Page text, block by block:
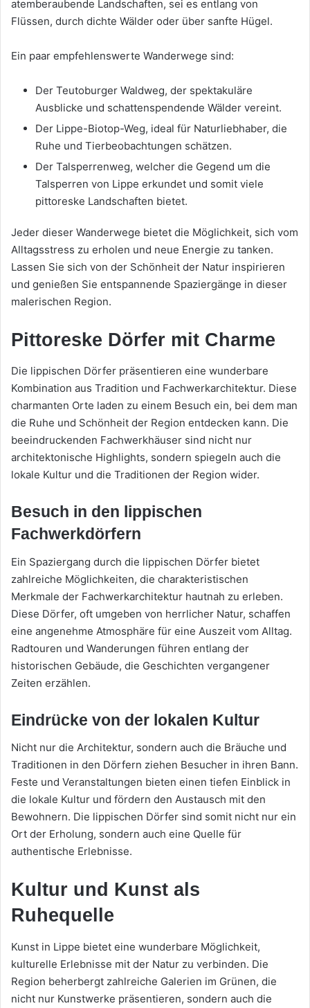
atemberaubende Landschaften, sei es entlang von
Flüssen, durch dichte Wälder oder über sanfte Hügel.
Ein paar empfehlenswerte Wanderwege sind:
Der Teutoburger Waldweg, der spektakuläre
Ausblicke und schattenspendende Wälder vereint.
Der Lippe-Biotop-Weg, ideal für Naturliebhaber, die
Ruhe und Tierbeobachtungen schätzen.
Der Talsperrenweg, welcher die Gegend um die
Talsperren von Lippe erkundet und somit viele
pittoreske Landschaften bietet.
Jeder dieser Wanderwege bietet die Möglichkeit, sich vom
Alltagsstress zu erholen und neue Energie zu tanken.
Lassen Sie sich von der Schönheit der Natur inspirieren
und genießen Sie entspannende Spaziergänge in dieser
malerischen Region.
Pittoreske Dörfer mit Charme
Die lippischen Dörfer präsentieren eine wunderbare
Kombination aus Tradition und Fachwerkarchitektur. Diese
charmanten Orte laden zu einem Besuch ein, bei dem man
die Ruhe und Schönheit der Region entdecken kann. Die
beeindruckenden Fachwerkhäuser sind nicht nur
architektonische Highlights, sondern spiegeln auch die
lokale Kultur und die Traditionen der Region wider.
Besuch in den lippischen
Fachwerkdörfern
Ein Spaziergang durch die lippischen Dörfer bietet
zahlreiche Möglichkeiten, die charakteristischen
Merkmale der Fachwerkarchitektur hautnah zu erleben.
Diese Dörfer, oft umgeben von herrlicher Natur, schaffen
eine angenehme Atmosphäre für eine Auszeit vom Alltag.
Radtouren und Wanderungen führen entlang der
historischen Gebäude, die Geschichten vergangener
Zeiten erzählen.
Eindrücke von der lokalen Kultur
Nicht nur die Architektur, sondern auch die Bräuche und
Traditionen in den Dörfern ziehen Besucher in ihren Bann.
Feste und Veranstaltungen bieten einen tiefen Einblick in
die lokale Kultur und fördern den Austausch mit den
Bewohnern. Die lippischen Dörfer sind somit nicht nur ein
Ort der Erholung, sondern auch eine Quelle für
authentische Erlebnisse.
Kultur und Kunst als
Ruhequelle
Kunst in Lippe bietet eine wunderbare Möglichkeit,
kulturelle Erlebnisse mit der Natur zu verbinden. Die
Region beherbergt zahlreiche Galerien im Grünen, die
nicht nur Kunstwerke präsentieren, sondern auch die